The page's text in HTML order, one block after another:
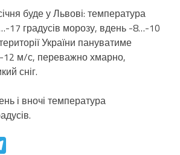
буде у Львові: температура
17 градусів морозу, вдень -8…-10
України пануватиме
12 м/с, переважно хмарно,
сніг.
і вночі температура